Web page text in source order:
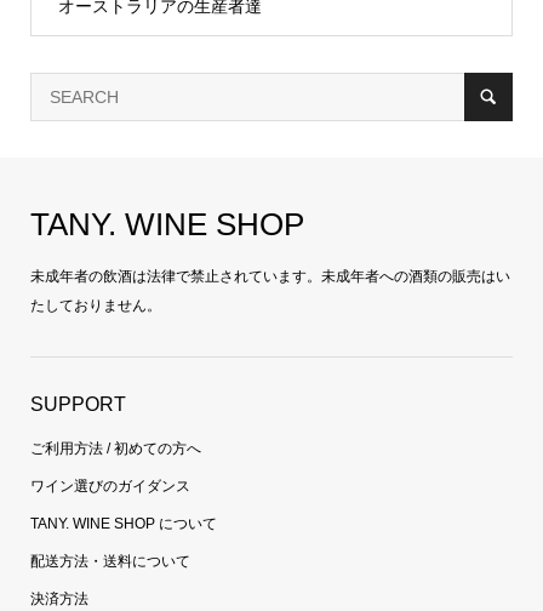
オーストラリアの生産者達
TANY. WINE SHOP
未成年者の飲酒は法律で禁止されています。未成年者への酒類の販売はい
たしておりません。
SUPPORT
ご利用方法 / 初めての方へ
ワイン選びのガイダンス
TANY. WINE SHOP について
配送方法・送料について
決済方法